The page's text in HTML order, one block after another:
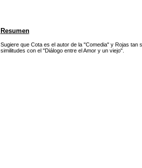
Resumen
Sugiere que Cota es el autor de la "Comedia" y Rojas
similitudes con el "Diálogo entre el Amor y un viejo".